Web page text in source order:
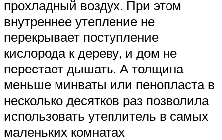
прохладный воздух. При этом
внутреннее утепление не
перекрывает поступление
кислорода к дереву, и дом не
перестает дышать. А толщина
меньше минваты или пенопласта в
несколько десятков раз позволила
использовать утеплитель в самых
маленьких комнатах